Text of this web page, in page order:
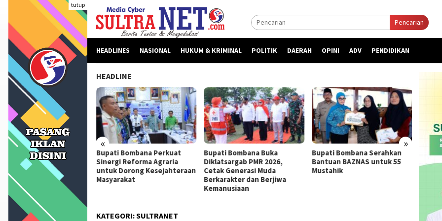
konten
tutup
Pencarian
HEADLINES NASIONAL HUKUM & KRIMINAL POLITIK DAERAH OPINI ADV PENDIDIKAN
HEADLINE
« »
Dinilai Fitnah,
Bombana Tempuh
Dewan Pers Sebelum
Hukum
Bupati Bombana Perkuat
Sinergi Reforma Agraria
untuk Dorong Kesejahteraan
Masyarakat
Bupati Bombana Buka
Diklatsargab PMR 2026,
Cetak Generasi Muda
Berkarakter dan Berjiwa
Kemanusiaan
Bupati Bombana Serahkan
Bantuan BAZNAS untuk 55
Mustahik
KATEGORI:SULTRANET